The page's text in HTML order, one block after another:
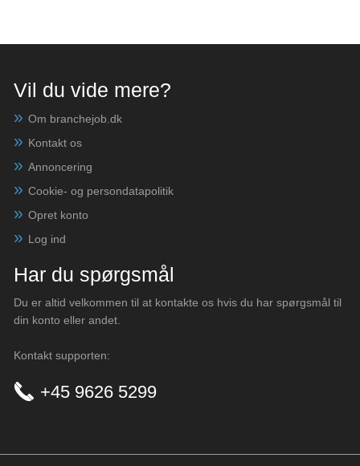
Vil du vide mere?
Om branchejob.dk
Kontakt os
Annoncering
Cookie- og persondatapolitik
Opret konto
Log ind
Har du spørgsmål
Du er altid velkommen til at kontakte os hvis du har spørgsmål til
din konto eller andet.
Kontakt supporten:
+45 9626 5299